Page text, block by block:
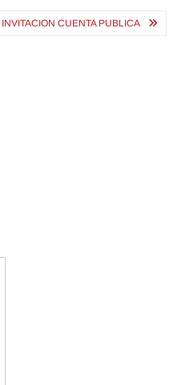
INVITACION CUENTA PUBLICA